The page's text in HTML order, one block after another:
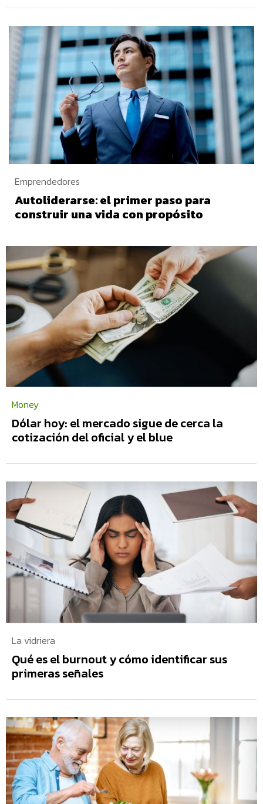
Emprendedores
Autoliderarse: el primer paso para
construir una vida con propósito
Money
Dólar hoy: el mercado sigue de cerca la
cotización del oficial y el blue
La vidriera
Qué es el burnout y cómo identificar sus
primeras señales